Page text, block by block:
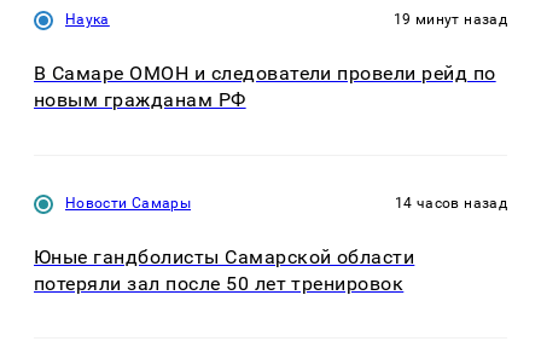
Наука 19 минут назад
В Самаре ОМОН и следователи провели рейд по
новым гражданам РФ
Новости Самары 14 часов назад
Юные гандболисты Самарской области
потеряли зал после 50 лет тренировок